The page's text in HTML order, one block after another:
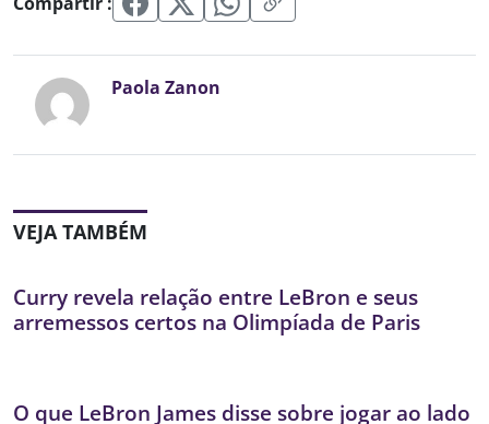
Paola Zanon
VEJA TAMBÉM
Curry revela relação entre LeBron e seus
arremessos certos na Olimpíada de Paris
O que LeBron James disse sobre jogar ao lado